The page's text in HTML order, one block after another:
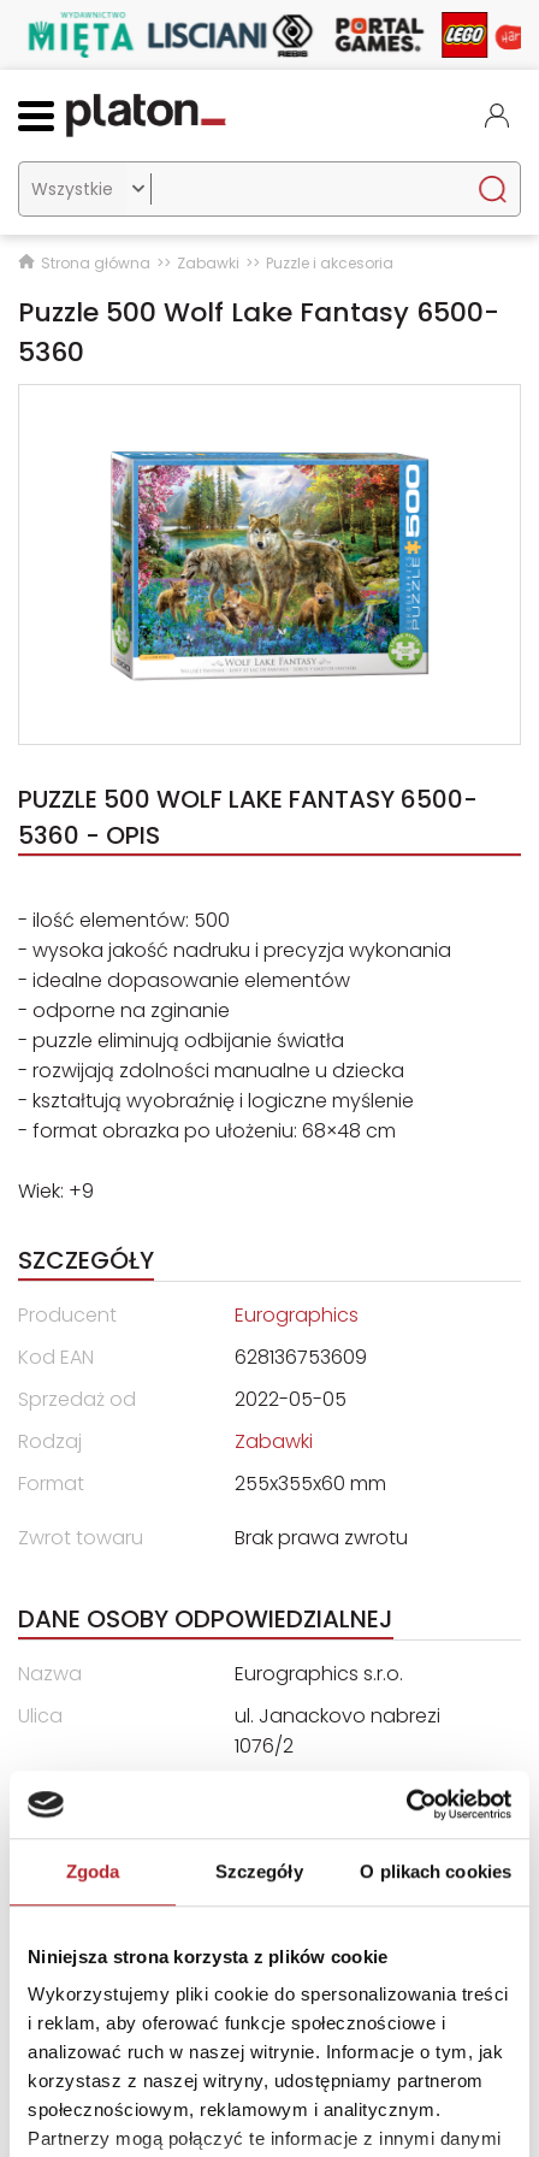
Zgoda Szczegóły O plikach cookies
Niniejsza strona korzysta z plików cookie
Wykorzystujemy pliki cookie do spersonalizowania treści
i reklam, aby oferować funkcje społecznościowe i
analizować ruch w naszej witrynie. Informacje o tym, jak
korzystasz z naszej witryny, udostępniamy partnerom
społecznościowym, reklamowym i analitycznym.
Partnerzy mogą połączyć te informacje z innymi danymi

Strona główna Zabawki Puzzle i akcesoria
Puzzle 500 Wolf Lake Fantasy 6500-
5360
PUZZLE 500 WOLF LAKE FANTASY 6500-
5360 - OPIS
- ilość elementów: 500
- wysoka jakość nadruku i precyzja wykonania
- idealne dopasowanie elementów
- odporne na zginanie
- puzzle eliminują odbijanie światła
- rozwijają zdolności manualne u dziecka
- kształtują wyobraźnię i logiczne myślenie
- format obrazka po ułożeniu: 68×48 cm
Wiek: +9
SZCZEGÓŁY
Producent
Eurographics
Kod EAN
628136753609
Sprzedaż od
2022-05-05
Rodzaj
Zabawki
Format
255x355x60 mm
Zwrot towaru
Brak prawa zwrotu
DANE OSOBY ODPOWIEDZIALNEJ
Nazwa
Eurographics s.r.o.
Ulica
ul. Janackovo nabrezi
1076/2
Kod pocztowy
Smíchov, 150 00 Praha 5
E-mail
service@eurographics.ca
INNI KLIENCI KUPOWALI